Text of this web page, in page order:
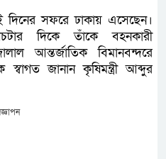
দিনের সফরে ঢাকায় এসেছেন।
দিকে তাঁকে বহনকারী
আন্তর্জাতিক বিমানবন্দরে
জানান কৃষিমন্ত্রী আব্দুর